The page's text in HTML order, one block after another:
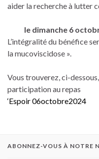
aider la recherche à lutter
le dimanche 6
L’intégralité du bénéfice
la mucoviscidose ».
Vous trouverez, ci-
participation au repas
‘Espoir 06octobre2024
ABONNEZ-VOUS À NOTRE